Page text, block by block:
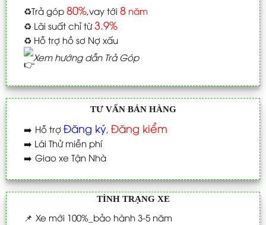
♻️Trả góp 80%,vay tới 8năm
♻️ Lãi suất chỉ từ3.9%
♻️ Hỗ trợ hồ sơ Nợ xấu
Xem hướng dẫn Trả Góp
TƯ VẤN BÁN HÀNG
➡️ Hỗ trợ Đăng ký, Đăng kiểm
➡️ Lái Thử miễn phí
➡️ Giao xe Tận Nhà
TÌNH TRẠNG XE
📌 Xe mới 100%_bảo hành 3-5 năm